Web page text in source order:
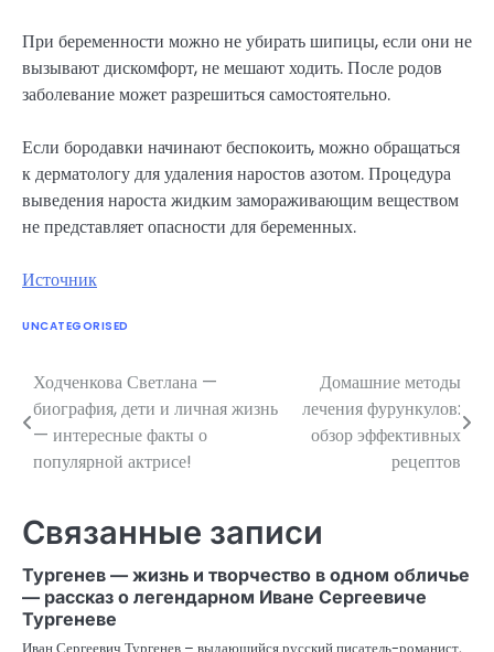
При беременности можно не убирать шипицы, если они не
вызывают дискомфорт, не мешают ходить. После родов
заболевание может разрешиться самостоятельно.
Если бородавки начинают беспокоить, можно обращаться
к дерматологу для удаления наростов азотом. Процедура
выведения нароста жидким замораживающим веществом
не представляет опасности для беременных.
Источник
UNCATEGORISED
Навигация
по
записям
Ходченкова Светлана —
биография, дети и личная жизнь
— интересные факты о
популярной актрисе!
Домашние методы
лечения фурункулов:
обзор эффективных
рецептов
Связанные записи
Тургенев — жизнь и творчество в одном обличье
— рассказ о легендарном Иване Сергеевиче
Тургеневе